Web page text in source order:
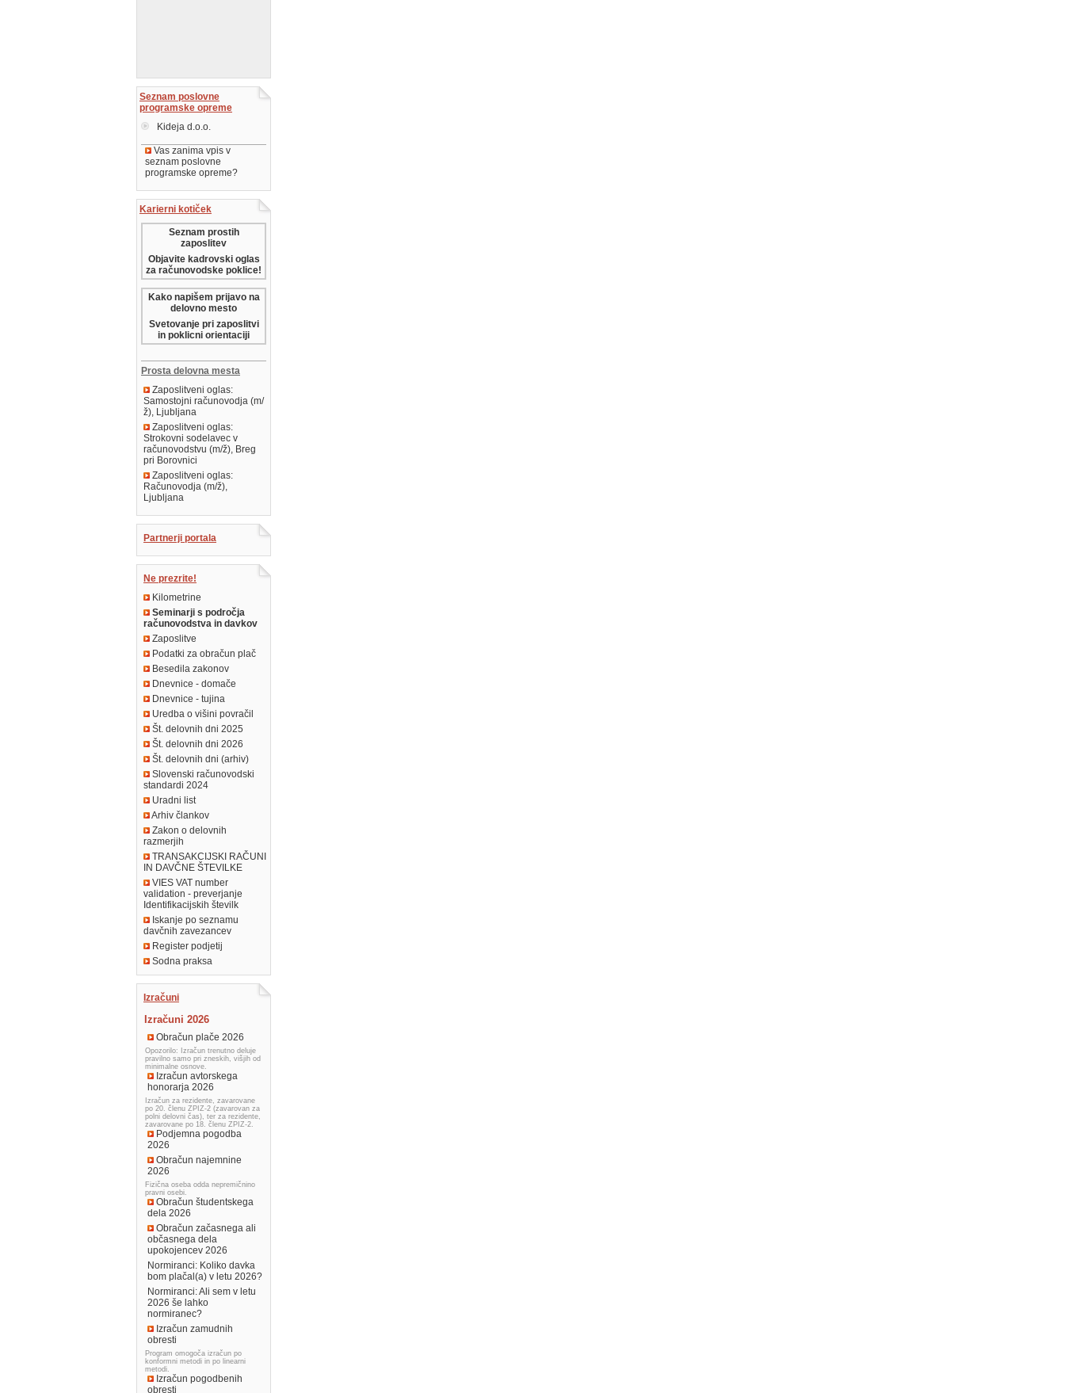
Seznam poslovne
programske opreme
Kideja d.o.o.
Vas zanima vpis v
seznam poslovne
programske opreme?
Karierni kotiček
Seznam prostih
zaposlitev
Objavite kadrovski oglas
za računovodske poklice!
Kako napišem prijavo na
delovno mesto
Svetovanje pri zaposlitvi
in poklicni orientaciji
Prosta delovna mesta
Zaposlitveni oglas:
Samostojni računovodja (m/
ž), Ljubljana
Zaposlitveni oglas:
Strokovni sodelavec v
računovodstvu (m/ž), Breg
pri Borovnici
Zaposlitveni oglas:
Računovodja (m/ž),
Ljubljana
Partnerji portala
Ne prezrite!
Kilometrine
Seminarji s področja
računovodstva in davkov
Zaposlitve
Podatki za obračun plač
Besedila zakonov
Dnevnice - domače
Dnevnice - tujina
Uredba o višini povračil
Št. delovnih dni 2025
Št. delovnih dni 2026
Št. delovnih dni (arhiv)
Slovenski računovodski
standardi 2024
Uradni list
Arhiv člankov
Zakon o delovnih
razmerjih
TRANSAKCIJSKI RAČUNI
IN DAVČNE ŠTEVILKE
VIES VAT number
validation - preverjanje
Identifikacijskih številk
Iskanje po seznamu
davčnih zavezancev
Register podjetij
Sodna praksa
Izračuni
Izračuni 2026
Obračun plače 2026
Opozorilo: Izračun trenutno deluje
pravilno samo pri zneskih, višjih od
minimalne osnove.
Izračun avtorskega
honorarja 2026
Izračun za rezidente, zavarovane
po 20. členu ZPIZ-2 (zavarovan za
polni delovni čas), ter za rezidente,
zavarovane po 18. členu ZPIZ-2.
Podjemna pogodba
2026
Obračun najemnine
2026
Fizična oseba odda nepremičnino
pravni osebi.
Obračun študentskega
dela 2026
Obračun začasnega ali
občasnega dela
upokojencev 2026
Normiranci: Koliko davka
bom plačal(a) v letu 2026?
Normiranci: Ali sem v letu
2026 še lahko
normiranec?
Izračun zamudnih
obresti
Program omogoča izračun po
konformni metodi in po linearni
metodi.
Izračun pogodbenih
obresti